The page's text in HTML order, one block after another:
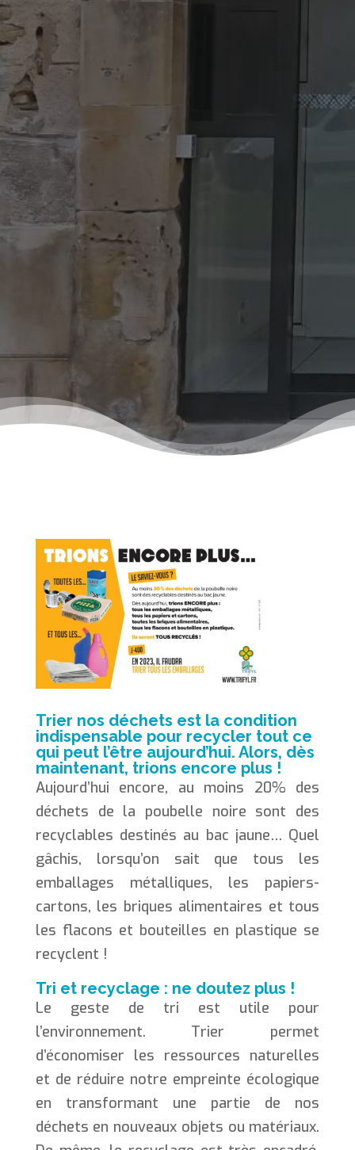
Trier nos déchets est la condition
indispensable pour recycler tout ce
qui peut l’être aujourd’hui. Alors, dès
maintenant, trions encore plus !
Aujourd’hui encore, au moins 20% des
déchets de la poubelle noire sont des
recyclables destinés au bac jaune… Quel
gâchis, lorsqu’on sait que tous les
emballages métalliques, les papiers-
cartons, les briques alimentaires et tous
les flacons et bouteilles en plastique se
recyclent !
Tri et recyclage : ne doutez plus !
Le geste de tri est utile pour
l’environnement. Trier permet
d’économiser les ressources naturelles
et de réduire notre empreinte écologique
en transformant une partie de nos
déchets en nouveaux objets ou matériaux.